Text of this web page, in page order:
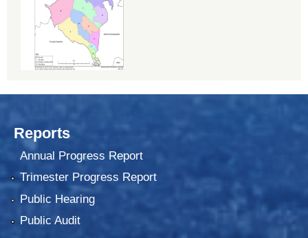
Reports
Annual Progress Report
Trimester Progress Report
Public Hearing
Public Audit